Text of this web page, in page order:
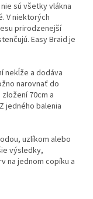
sú všetky vlákna
V niektorých
prirodzenejší
Easy Braid je
nekĺže a dodáva
narovnať do
70cm a
Z jedného balenia
uzlíkom alebo
výsledky,
na jednom copíku a